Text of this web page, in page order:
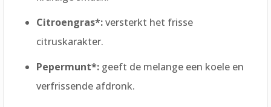
Citroengras*:versterkt het frisse
citruskarakter.
Pepermunt*:geeft de melange een koele en
verfrissende afdronk.